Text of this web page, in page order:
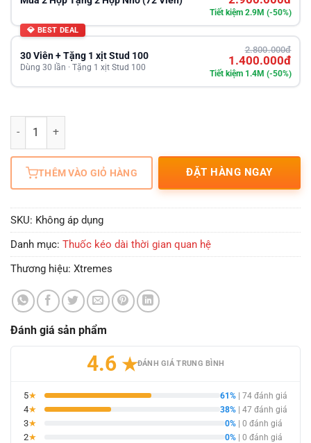
Tiết kiệm 2.9M (-50%)
💎 BEST DEAL
30 Viên + Tặng 1 xịt Stud 100
Dùng 30 lần · Tặng 1 xịt Stud 100
2.800.000đ
1.400.000đ
Tiết kiệm 1.4M (-50%)
THÊM VÀO GIỎ HÀNG ĐẶT HÀNG NGAY
SKU: Không áp dụng
Danh mục: Thuốc kéo dài thời gian quan hệ
Thương hiệu: Xtremes
Đánh giá sản phẩm
4.6 ★ĐÁNH GIÁ TRUNG BÌNH
5★ 61% | 74 đánh giá
4★ 38% | 47 đánh giá
3★ 0% | 0 đánh giá
2★ 0% | 0 đánh giá